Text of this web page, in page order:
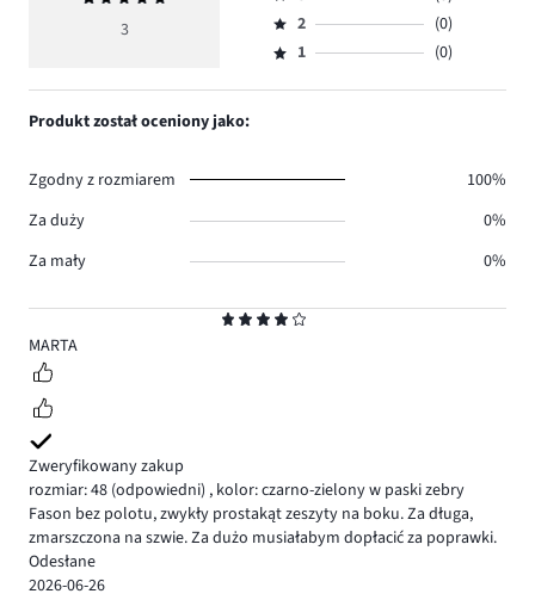
4
MARTA
Zweryfikowany zakup
rozmiar: 48 (odpowiedni) , kolor: czarno-zielony w paski zebry
Fason bez polotu, zwykły prostakąt zeszyty na boku. Za długa,
zmarszczona na szwie. Za dużo musiałabym dopłacić za poprawki.
Odesłane
2026-06-26
ocena
3
głosów
2.
ilość
głosów
Ocena
3,
ilość
Ocena
2,
2
(0)
Ocena
1,
1 (0)
Produkt został oceniony jako:
Zgodny z rozmiarem
100%
Za duży
0%
Za mały
0%